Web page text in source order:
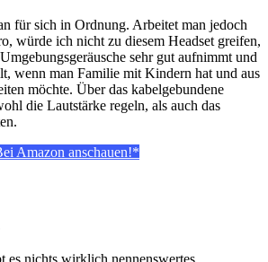
für sich in Ordnung. Arbeitet man jedoch
würde ich nicht zu diesem Headset greifen,
sehr gut aufnimmt und
wenn man Familie mit Kindern hat und aus
möchte. Über das kabelgebundene
die Lautstärke regeln, als auch das
Amazon anschauen!*